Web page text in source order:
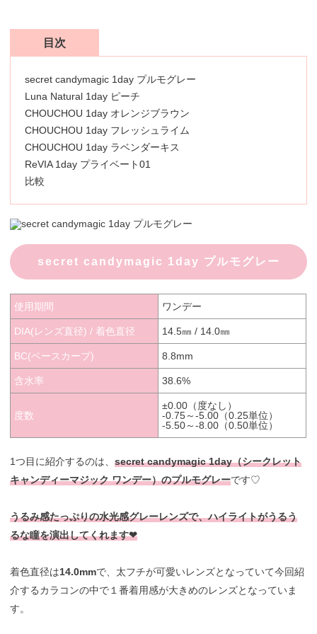
目次
secret candymagic 1day プルモグレー
Luna Natural 1day ピーチ
CHOUCHOU 1day オレンジブラウン
CHOUCHOU 1day フレッシュライム
CHOUCHOU 1day ラベンダーキス
ReVIA 1day プライベート01
比較
secret candymagic 1day プルモグレー
使用期間 ワンデー
DIA(レンズ直径) / 着色直径 14.5㎜ / 14.0㎜
BC(ベースカーブ) 8.8mm
含水率 38.6%
度数
±0.00（度なし）
-0.75～-5.00（0.25単位）
-5.50～-8.00（0.50単位）
1つ目に紹介するのは、secret candymagic 1day（シークレット
キャンディーマジック ワンデー）のプルモグレーです♡
うるみ感たっぷりの水光感グレーレンズで、ハイライトがうるう
るな瞳を演出してくれます❤︎
着色直径は14.0mmで、太フチが可愛いレンズとなっていて今回紹
介するカラコンの中で１番着用感が大きめのレンズとなっていま
す。